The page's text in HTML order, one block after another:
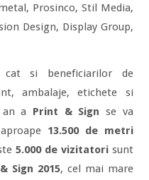
Prosinco, Stil Media,
Design, Display Group,
cat si beneficiarilor de
ambalaje, etichete si
an a Print & Sign se va
13.500 de metri
5.000 de vizitatorisunt
Sign 2015, cel mai mare